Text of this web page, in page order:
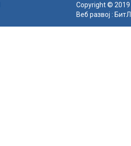
Copyright © 2019
Веб развој :